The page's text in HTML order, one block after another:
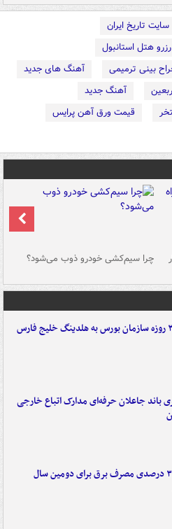
سایت تاریخ ایران
رزرو هتل استانبول
بینی ترمیمی
آهنگ های جدید
آهنگ جدید
قیمت ورق آهن پرایس
چرا سیم‌کشی خودرو ذوب می‌شود؟
باند جاعلان حرفه‌ای مدارک اتباع خارجی
کاهش ۳ درصدی مصرف برق برای دومین سال